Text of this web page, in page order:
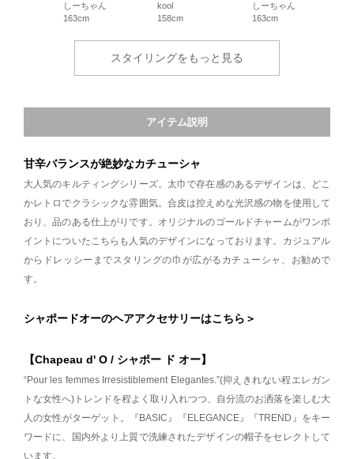
しーちゃん
163cm
kool
158cm
しーちゃん
163cm
スタイリングをもっと見る
アイテム説明
甘辛バランスが絶妙なカチューシャ
大人気のキルティングシリーズ。太巾で存在感のあるデザインは、どこ
かレトロでクラシックな雰囲気。合皮は控えめな光沢感の物を使用して
おり、品のある仕上がりです。オリジナルのゴールドチャームがワンポ
イントについたこちらも人気のデザインになっております。カジュアル
からドレッシーまでスタリングの巾が広がるカチューシャ、お勧めで
す。
シャポードオーのヘアアクセサリーはこちら＞
【Chapeau d' O / シャポー ド オー】
“Pour les femmes Irresistiblement Elegantes.”(抑えきれない程エレガン
トな女性へ)トレンドを程よく取り入れつつ、自分流のお洒落を楽しむ大
人の女性がターゲット。『BASIC』『ELEGANCE』『TREND』をキー
ワードに、国内外より上質で洗練されたデザインの帽子をセレクトして
います。